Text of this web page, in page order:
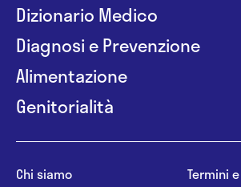
Dizionario Medico
Diagnosi e Prevenzione
Alimentazione
Genitorialità
Chi siamo
Termini